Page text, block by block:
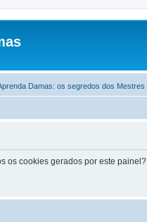
Damas: os segredos dos Mestres
os cookies gerados por este painel?